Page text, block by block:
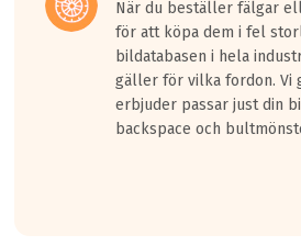
När du beställer fälgar
för att köpa dem i fel
bildatabasen i hela
gäller för vilka fordon. Vi
erbjuder passar just din
backspace och